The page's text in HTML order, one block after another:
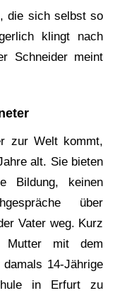
die sich selbst so
klingt nach
Schneider meint
zur Welt kommt,
alt. Sie bieten
Bildung, keinen
über
Vater weg. Kurz
mit dem
14-Jährige
in Erfurt zu